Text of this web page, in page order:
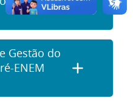
Gestão do
ENEM